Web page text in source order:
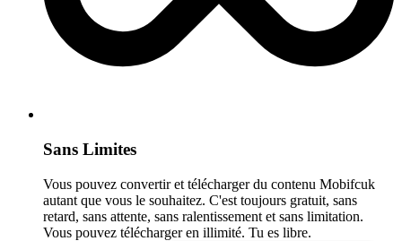
Sans Limites
Vous pouvez convertir et télécharger du contenu Mobifcuk
autant que vous le souhaitez. C'est toujours gratuit, sans
retard, sans attente, sans ralentissement et sans limitation.
Vous pouvez télécharger en illimité. Tu es libre.